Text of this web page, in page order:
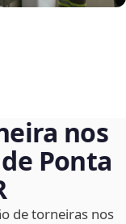
nos
Ponta
de torneiras nos